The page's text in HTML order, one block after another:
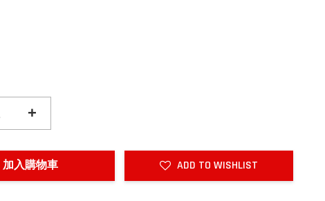
+
加入購物車 ADD TO WISHLIST